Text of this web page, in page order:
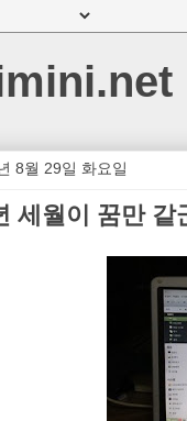
8월 29일 화요일
세월이 꿈만